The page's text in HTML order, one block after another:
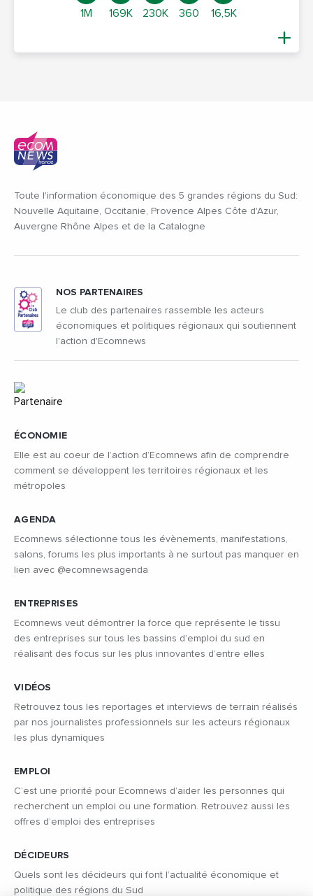
1M 169K 230K 360 16,5K
Toute l'information économique des 5 grandes régions du Sud:
Nouvelle Aquitaine, Occitanie, Provence Alpes Côte d'Azur,
Auvergne Rhône Alpes et de la Catalogne
ÉCONOMIE
Elle est au coeur de l’action d’Ecomnews afin de comprendre
comment se développent les territoires régionaux et les
métropoles
AGENDA
Ecomnews sélectionne tous les évènements, manifestations,
salons, forums les plus importants à ne surtout pas manquer en
lien avec @ecomnewsagenda
ENTREPRISES
Ecomnews veut démontrer la force que représente le tissu
des entreprises sur tous les bassins d’emploi du sud en
réalisant des focus sur les plus innovantes d’entre elles
VIDÉOS
Retrouvez tous les reportages et interviews de terrain réalisés
par nos journalistes professionnels sur les acteurs régionaux
les plus dynamiques
EMPLOI
C’est une priorité pour Ecomnews d’aider les personnes qui
recherchent un emploi ou une formation. Retrouvez aussi les
offres d’emploi des entreprises
DÉCIDEURS
Quels sont les décideurs qui font l’actualité économique et
politique des régions du Sud
NOS PARTENAIRES
Le club des partenaires rassemble les acteurs
économiques et politiques régionaux qui soutiennent
l'action d'Ecomnews